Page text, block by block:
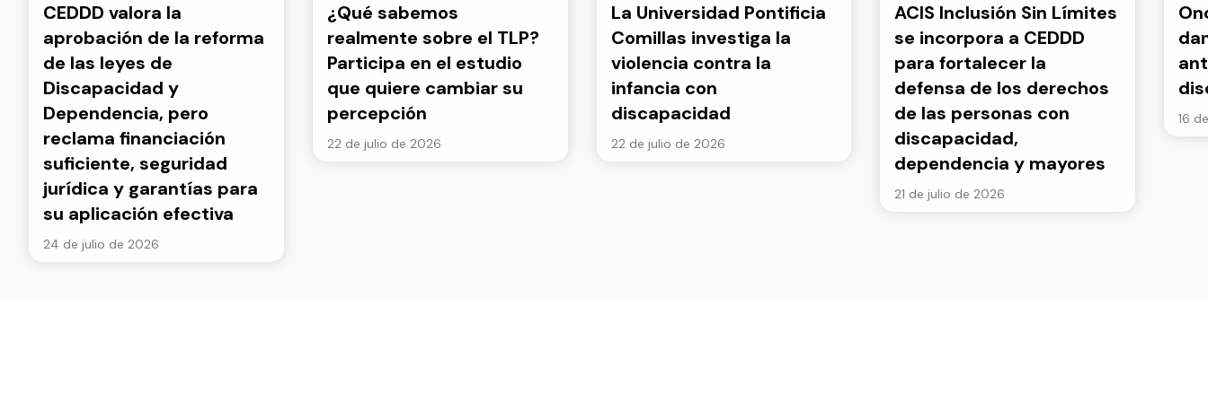
CEDDD valora la
aprobación de la reforma
de las leyes de
Discapacidad y
Dependencia, pero
reclama financiación
suficiente, seguridad
jurídica y garantías para
su aplicación efectiva
24 de julio de 2026
¿Qué sabemos
realmente sobre el TLP?
Participa en el estudio
que quiere cambiar su
percepción
22 de julio de 2026
La Universidad Pontificia
Comillas investiga la
violencia contra la
infancia con
discapacidad
22 de julio de 2026
ACIS Inclusión Sin Límites
se incorpora a CEDDD
para fortalecer la
defensa de los derechos
de las personas con
discapacidad,
dependencia y mayores
21 de julio de 2026
16